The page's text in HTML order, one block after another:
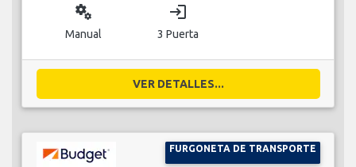
miscellaneous_services
Manual
login
3 Puerta
VER DETALLES...
FURGONETA DE TRANSPORTE